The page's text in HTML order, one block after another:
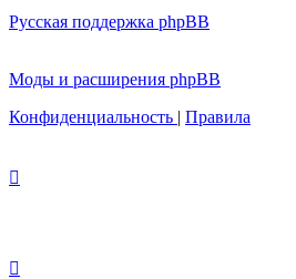
Русская поддержка phpBB
Моды и расширения phpBB
Конфиденциальность | Правила